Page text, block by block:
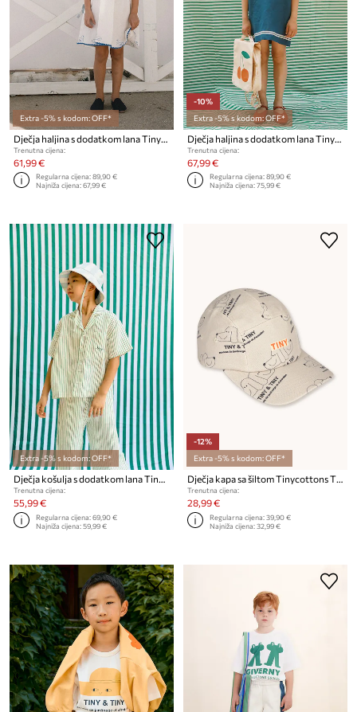
Extra -5% s kodom: OFF*
Trenutna cijena:
61,99 €
Regularna cijena:89,90 €
Najniža cijena:67,99 €
-10%
Extra -5% s kodom: OFF*
Trenutna cijena:
67,99 €
Regularna cijena:89,90 €
Najniža cijena:75,99 €
Extra -5% s kodom: OFF*
Dječja košulja s dodatkom lana Tinycottons EMERALD STRIPES SHIRT
Trenutna cijena:
55,99 €
Regularna cijena:69,90 €
Najniža cijena:59,99 €
-12%
Extra -5% s kodom: OFF*
Dječja kapa sa šiltom Tinycottons TINY & TINY CAP
Trenutna cijena:
28,99 €
Regularna cijena:39,90 €
Najniža cijena:32,99 €